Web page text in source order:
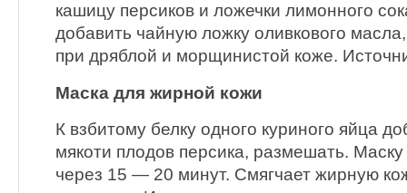
кашицу персиков и ложечки лимонного
добавить чайную ложку оливкового
при дряблой и морщинистой коже.
Маска для жирной кожи
К взбитому белку одного куриного яйца
мякоти плодов персика, размешать.
через 15 — 20 минут. Смягчает жирную